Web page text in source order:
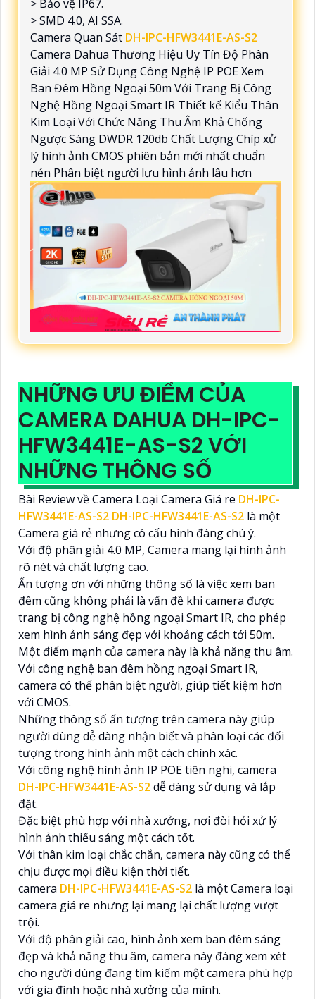
> Bảo vệ IP67.
> SMD 4.0, AI SSA.
Camera Quan Sát DH-IPC-HFW3441E-AS-S2
Camera Dahua Thương Hiệu Uy Tín Độ Phân
Giải 4.0 MP Sử Dụng Công Nghệ IP POE Xem
Ban Đêm Hồng Ngoại 50m Với Trang Bị Công
Nghệ Hồng Ngoại Smart IR Thiết kế Kiểu Thân
Kim Loại Với Chức Năng Thu Âm Khả Chống
Ngược Sáng DWDR 120db Chất Lượng Chíp xử
lý hình ảnh CMOS phiên bản mới nhất chuẩn
nén Phân biệt người lưu hình ảnh lâu hơn
NHỮNG ƯU ĐIỂM CỦA
CAMERA DAHUA DH-IPC-
HFW3441E-AS-S2 VỚI
NHỮNG THÔNG SỐ
Bài Review về Camera Loại Camera Giá re DH-IPC-
HFW3441E-AS-S2 DH-IPC-HFW3441E-AS-S2 là một
Camera giá rẻ nhưng có cấu hình đáng chú ý.
Với độ phân giải 4.0 MP, Camera mang lại hình ảnh
rõ nét và chất lượng cao.
Ấn tượng ơn với những thông số là việc xem ban
đêm cũng không phải là vấn đề khi camera được
trang bị công nghệ hồng ngoại Smart IR, cho phép
xem hình ảnh sáng đẹp với khoảng cách tới 50m.
Một điểm mạnh của camera này là khả năng thu âm.
Với công nghệ ban đêm hồng ngoại Smart IR,
camera có thể phân biệt người, giúp tiết kiệm hơn
với CMOS.
Những thông số ấn tượng trên camera này giúp
người dùng dễ dàng nhận biết và phân loại các đối
tượng trong hình ảnh một cách chính xác.
Với công nghệ hình ảnh IP POE tiên nghi, camera
DH-IPC-HFW3441E-AS-S2dễ dàng sử dụng và lắp
đặt.
Đặc biệt phù hợp với nhà xưởng, nơi đòi hỏi xử lý
hình ảnh thiếu sáng một cách tốt.
Với thân kim loại chắc chắn, camera này cũng có thể
chịu được mọi điều kiện thời tiết.
camera DH-IPC-HFW3441E-AS-S2 là một Camera loại
camera giá re nhưng lại mang lại chất lượng vượt
trội.
Với độ phân giải cao, hình ảnh xem ban đêm sáng
đẹp và khả năng thu âm, camera này đáng xem xét
cho người dùng đang tìm kiếm một camera phù hợp
với gia đình hoặc nhà xưởng của mình.